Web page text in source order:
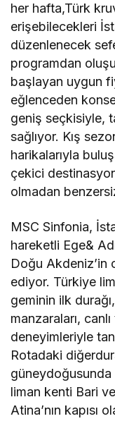
her hafta,Türk
erişebilecekleri
düzenlenecek
programdan
başlayan uygun
eğlenceden
geniş seçkisiyle,
sağlıyor. Kış
harikalarıyla
çekici
olmadan
MSCSinfonia,
hareketli Ege&
DoğuAkdeniz’in
ediyor. Türkiye
geminin ilk durağı
manzaraları,
deneyimleriyle
Rotadaki diğer
güneydoğusunda
liman kenti Bari
Atina’nın kapısı